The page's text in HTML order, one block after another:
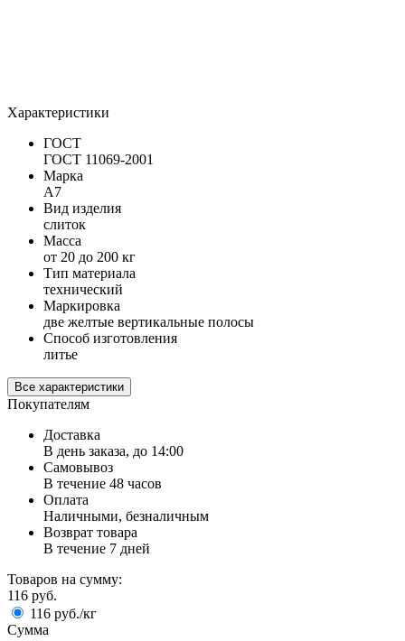
Характеристики
ГОСТ
ГОСТ 11069-2001
Марка
A7
Вид изделия
слиток
Масса
от 20 до 200 кг
Тип материала
технический
Маркировка
две желтые вертикальные полосы
Способ изготовления
литье
Все характеристики
Покупателям
Доставка
В день заказа, до 14:00
Самовывоз
В течение 48 часов
Оплата
Наличными, безналичным
Возврат товара
В течение 7 дней
Товаров на сумму:
116 руб.
116 руб./кг
Сумма